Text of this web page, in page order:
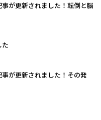
が更新されました！転倒と脳
た
が更新されました！その発